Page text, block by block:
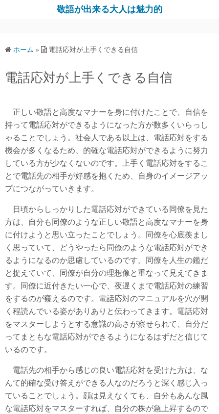
プ
敬語が出来る大人は魅力的
ホーム » 電話応対が上手くできる自信
電話応対が上手くできる自信
正しい敬語と高度なマナーを身に付けたことで、自信を
持って電話応対ができるようになった方が数多くいらっし
ゃることでしょう。社会人である以上は、電話応対をする
機会が多くなるため、的確な電話応対ができるように努力
している方が少なくないのです。上手く電話応対をするこ
とで電話先の相手が好感を抱くため、自身のイメージアッ
プにつながっていきます。
日頃からしっかりした電話応対ができている同僚を見た
方は、自分も同僚のような正しい敬語と高度なマナーを身
に付けようと思い立ったことでしょう。同僚を心底羨まし
く思っていて、どうやったら同僚のような電話応対ができ
るようになるのか思慮しているのです。同僚を人生の鑑だ
と捉えていて、同僚が自分の理想像と重なって見えてきま
す。同僚に近付きたい一心で、夜遅くまで電話応対の練習
をするのが窺えるのです。電話応対のマニュアルを穴が開
く程読んでいる姿がありありと伝わってきます。電話応対
をマスターしようとする意識の高さが察せられて、自分だ
ってまともな電話応対ができるようになるはずだと信じて
いるのです。
電話先の相手から感じの良い電話応対を受けた方は、な
んて的確な受け答えができる人なのだろうと深く感じ入っ
ていることでしょう。顔は見えなくても、自分もあんな風
な電話応対をマスターすれば、自分の株が急上昇するので